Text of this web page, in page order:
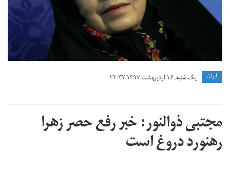
ايران یک شنبه, ۱۶ اردیبهشت ۱۳۹۷ ۲۲:۳۲
مجتبی ذوالنور: خبر رفع حصر زهرا
رهنورد دروغ است